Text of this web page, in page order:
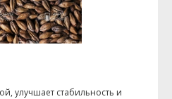
улучшает стабильность и